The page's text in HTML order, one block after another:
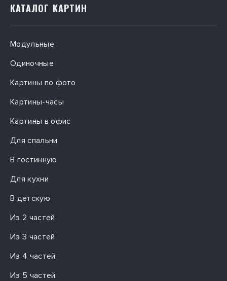
Чтобы купить в Москве модульные рисунки для кабинета не
на сайте номеру телефона, заполнить онлайн форму.
При необходимости консультант предоставит
изображения. Поможем подобрать рисунок в соответствии с
КАТАЛОГ КАРТИН
Модульные
Одиночные
Картины по фото
Картины-часы
Картины в офис
Для спальни
В гостинную
Для кухни
В детскую
Из 2 частей
Из 3 частей
Из 4 частей
Из 5 частей